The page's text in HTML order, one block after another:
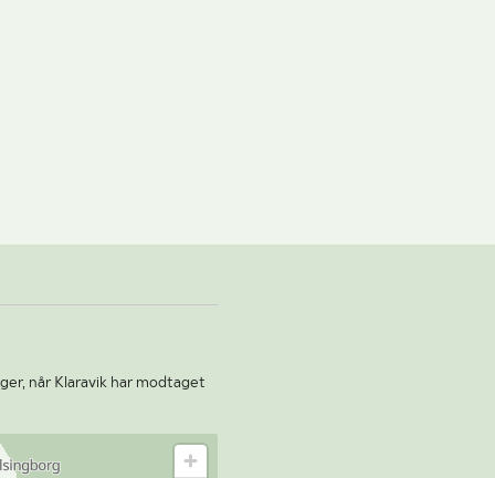
når Klaravik har modtaget